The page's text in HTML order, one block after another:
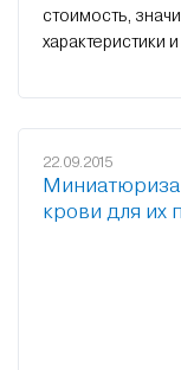
стоимость,
характеристики
22.09.2015
крови для их